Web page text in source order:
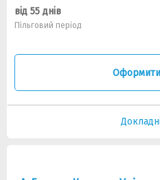
від 55 днів
Пільговий період